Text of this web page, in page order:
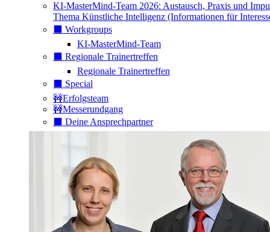
KI-MasterMind-Team 2026: Austausch, Praxis und
Thema Künstliche Intelligenz (Informationen für
⬛️ Workgroups
KI-MasterMind-Team
⬛️ Regionale Trainertreffen
Regionale Trainertreffen
⬛️ Special
🚧Erfolgsteam
🚧Messerundgang
⬛️ Deine Ansprechpartner